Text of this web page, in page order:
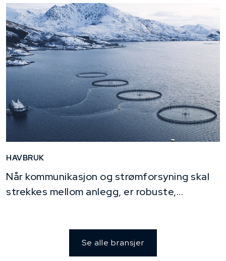
HAVBRUK
Når kommunikasjon og strømforsyning skal
strekkes mellom anlegg, er robuste,...
Se alle bransjer